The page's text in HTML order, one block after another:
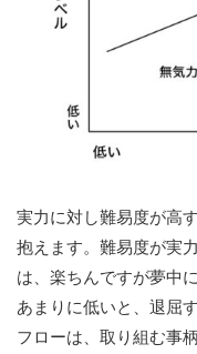
実力に対し難易度が高
抱えます。難易度が実
は、楽ちんですが夢中
あまりに低いと、退屈
フローは、取り組む事